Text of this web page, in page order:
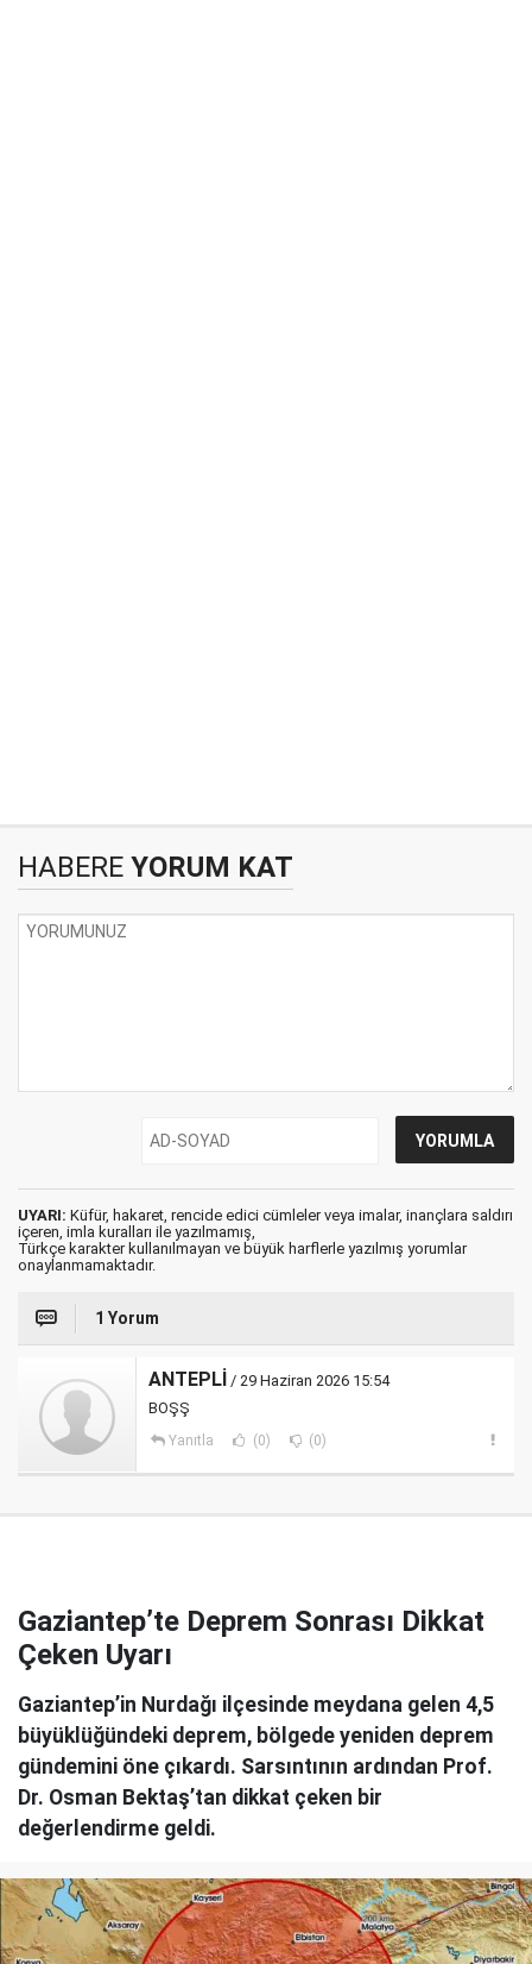
HABERE YORUM KAT
UYARI: Küfür, hakaret, rencide edici cümleler veya imalar, inançlara saldırı
içeren, imla kuralları ile yazılmamış,
Türkçe karakter kullanılmayan ve büyük harflerle yazılmış yorumlar
onaylanmamaktadır.
1 Yorum
ANTEPLİ / 29 Haziran 2026 15:54
BOŞŞ
Yanıtla (0) (0)
Gaziantep’te Deprem Sonrası Dikkat
Çeken Uyarı
Gaziantep’in Nurdağı ilçesinde meydana gelen 4,5
büyüklüğündeki deprem, bölgede yeniden deprem
gündemini öne çıkardı. Sarsıntının ardından Prof.
Dr. Osman Bektaş’tan dikkat çeken bir
değerlendirme geldi.